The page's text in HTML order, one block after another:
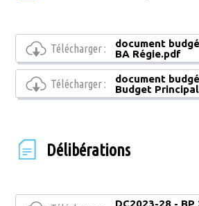
Télécharger :
document
BA Régie.pdf
Télécharger :
document
Budget
Délibérations
DC2023-28 -